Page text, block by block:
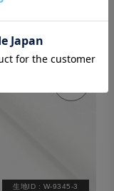
生地ID : W-9345-3